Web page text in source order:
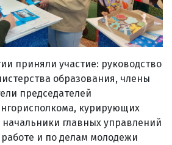
приняли участие: руководство
образования, члены
председателей
курирующих
главных управлений
и по делам молодежи